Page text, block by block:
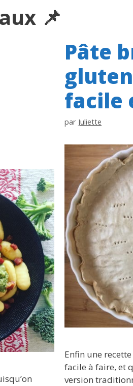
📌
Pâte
facile
par Juliette
Enfin une
facile à faire, et
version